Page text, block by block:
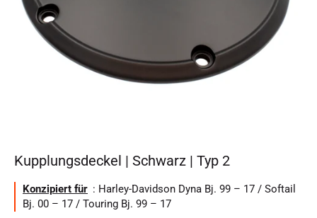
Kupplungsdeckel | Schwarz | Typ 2
Konzipiert für : Harley-Davidson Dyna Bj. 99 – 17 / Softail
Bj. 00 – 17 / Touring Bj. 99 – 17